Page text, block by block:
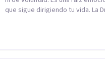
que sigue dirigiendo tu vida. La Dra. Sandra